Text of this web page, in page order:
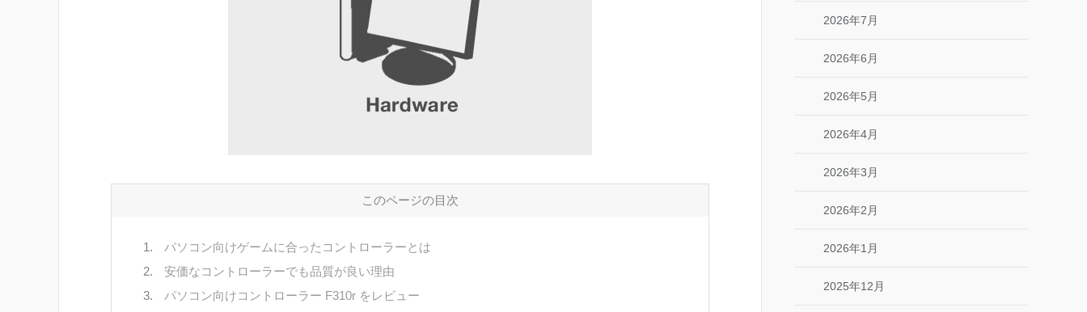
このページの目次
パソコン向けゲームに合ったコントローラーとは
安価なコントローラーでも品質が良い理由
パソコン向けコントローラー F310r をレビュー
2026年7月
2026年6月
2026年5月
2026年4月
2026年3月
2026年2月
2026年1月
2025年12月